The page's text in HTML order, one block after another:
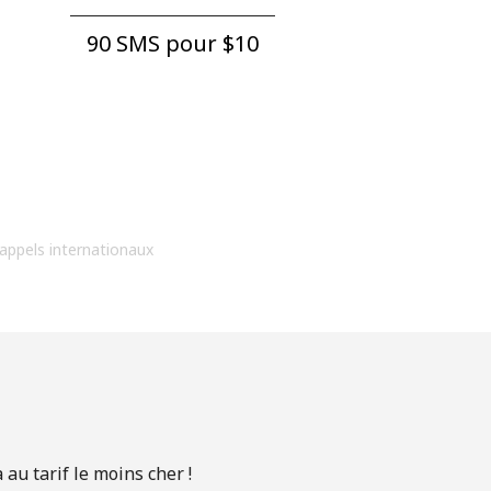
90 SMS pour ⁦$10⁩
internationaux
au tarif le moins cher !